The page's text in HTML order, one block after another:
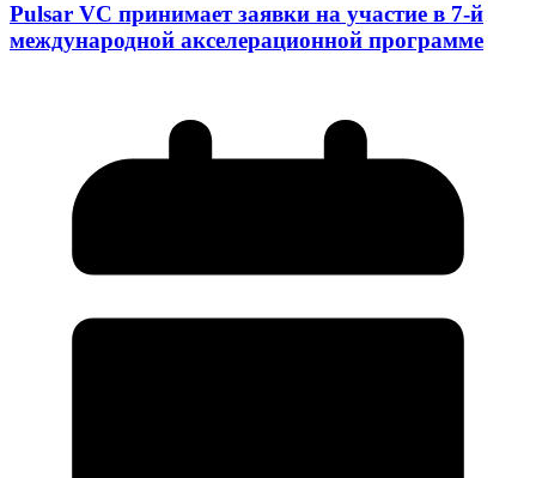
Pulsar VC принимает заявки на участие в 7-й
международной акселерационной программе